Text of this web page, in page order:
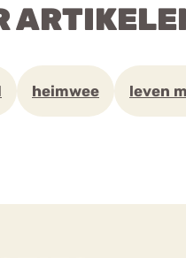
heimwee leven